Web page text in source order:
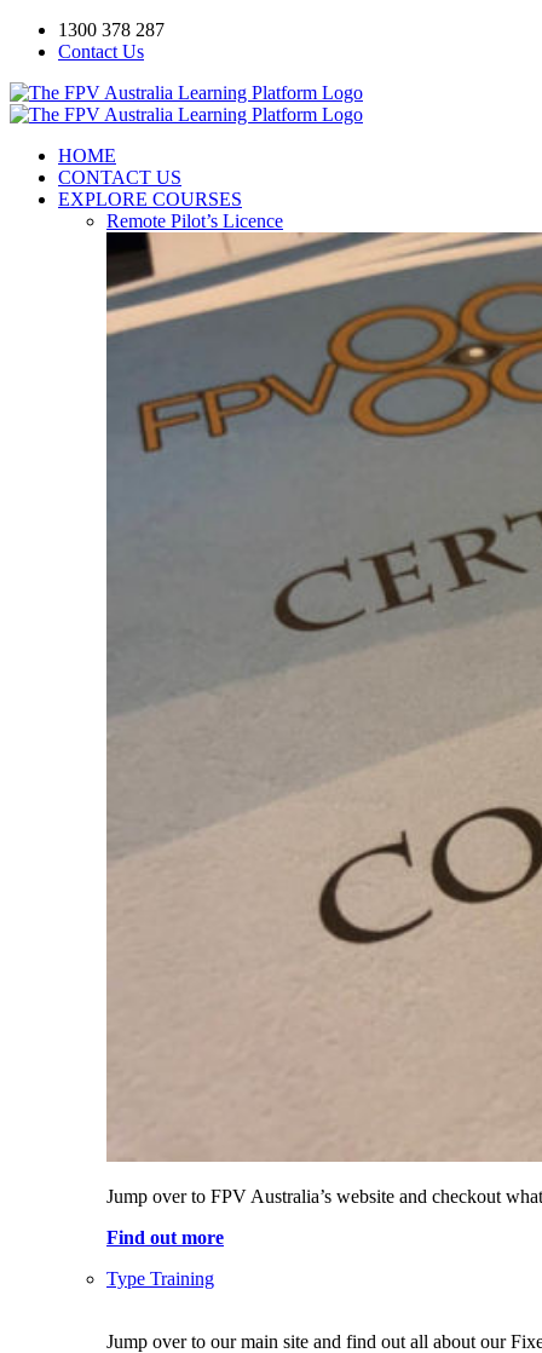
Skip
1300 378 287
Contact Us
Facebook
YouTube
HOME
CONTACT US
EXPLORE COURSES
Remote Pilot’s Licence
Jump over to FPV Australia’s website and checkout
Find out more
Type Training
Jump over to our main site and find out all about our